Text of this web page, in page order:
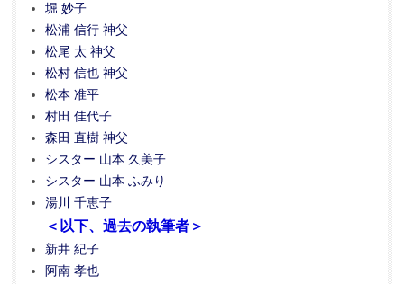
堀 妙子
松浦 信行 神父
松尾 太 神父
松村 信也 神父
松本 准平
村田 佳代子
森田 直樹 神父
シスター 山本 久美子
シスター 山本 ふみり
湯川 千恵子
＜以下、過去の執筆者＞
新井 紀子
阿南 孝也